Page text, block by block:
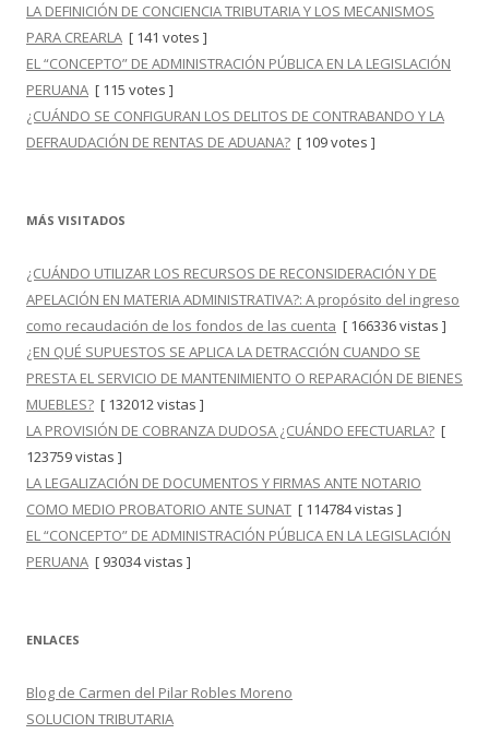
LA DEFINICIÓN DE CONCIENCIA TRIBUTARIA Y LOS MECANISMOS
PARA CREARLA [ 141 votes ]
EL “CONCEPTO” DE ADMINISTRACIÓN PÚBLICA EN LA LEGISLACIÓN
PERUANA [ 115 votes ]
¿CUÁNDO SE CONFIGURAN LOS DELITOS DE CONTRABANDO Y LA
DEFRAUDACIÓN DE RENTAS DE ADUANA? [ 109 votes ]
MÁS VISITADOS
¿CUÁNDO UTILIZAR LOS RECURSOS DE RECONSIDERACIÓN Y DE
APELACIÓN EN MATERIA ADMINISTRATIVA?: A propósito del ingreso
como recaudación de los fondos de las cuenta [ 166336 vistas ]
¿EN QUÉ SUPUESTOS SE APLICA LA DETRACCIÓN CUANDO SE
PRESTA EL SERVICIO DE MANTENIMIENTO O REPARACIÓN DE BIENES
MUEBLES? [ 132012 vistas ]
LA PROVISIÓN DE COBRANZA DUDOSA ¿CUÁNDO EFECTUARLA? [
123759 vistas ]
LA LEGALIZACIÓN DE DOCUMENTOS Y FIRMAS ANTE NOTARIO
COMO MEDIO PROBATORIO ANTE SUNAT [ 114784 vistas ]
EL “CONCEPTO” DE ADMINISTRACIÓN PÚBLICA EN LA LEGISLACIÓN
PERUANA [ 93034 vistas ]
ENLACES
Blog de Carmen del Pilar Robles Moreno
SOLUCION TRIBUTARIA